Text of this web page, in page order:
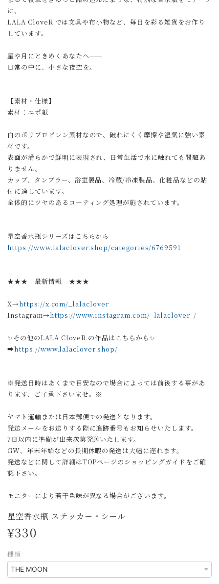
に、
LALA CloveR.では文具や布小物など、毎日を彩る雑貨をお作り
しています。
星や月にときめくあなたへ──
日常の中に、小さな夜空を。
【素材・仕様】
素材：ユポ紙
白のポリプロピレン素材なので、破れにくく摩擦や湿気に強い素
材です。
表面が滑らかで鮮明に表現され、日常生活で水に触れても問題あ
りません。
カップ、タンブラー、浴室製品、冷蔵/冷凍製品、化粧品などの貼
付に適しています。
全体的にツヤのあるコーティング処理が施されています。
星空香水瓶シリーズはこちらから
https://www.lalaclover.shop/categories/6769591
★★★ 最新情報 ★★★
X→https://x.com/_lalaclover
Instagram→https://www.instagram.com/_lalaclover_/
✨その他のLALA CloveR.の作品はこちらから✨
➡︎https://www.lalaclover.shop/
※発送日時はあくまで目安なので場合によっては前後する事があ
ります、ご了承下さいませ。※
ヤマト運輸または日本郵便での発送となります。
発送メールをお送りする際に追跡番号もお知らせいたします。
7日以内に準備が出来次第発送いたします。
GW、年末年始などの長期休暇の発送は大幅に遅れます。
発送などに関して詳細はTOPページのショッピングガイドをご確
認下さい。
モニターにより若干色味が異なる場合がございます。
星空香水瓶 ステッカー・シール
¥330
種類